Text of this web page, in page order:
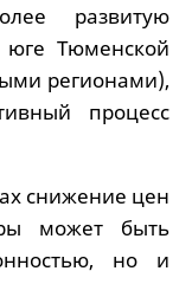
развитую
юге Тюменской
регионами),
процесс
снижение цен
может быть
но и